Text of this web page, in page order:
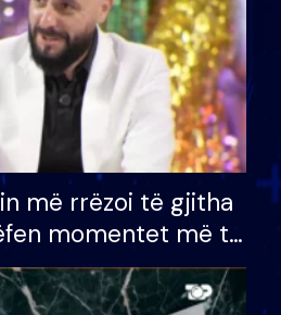
më rrëzoi të gjitha
momentet më të
e BB VIP: Do më
mëngjesit kur…